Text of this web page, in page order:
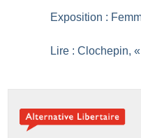
Exposition :
Lire : Clochepin, «